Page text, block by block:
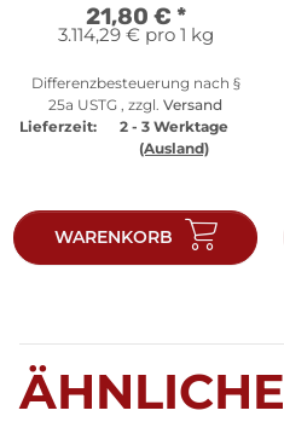
21,80 € *
3.114,29 € pro 1 kg
Differenzbesteuerung nach §
25a USTG , zzgl. Versand
Lieferzeit:
2 - 3 Werktage
(Ausland)
WARENKORB
ÄHNLICHE